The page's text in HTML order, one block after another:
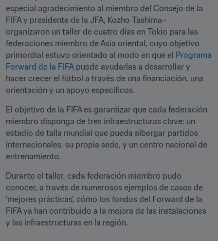
especial agradecimiento al miembro del Consejo de la
FIFA y presidente de la JFA, Kozho Tashima–
organizaron un taller de cuatro días en Tokio para las
federaciones miembro de Asia oriental, cuyo objetivo
primordial estuvo orientado al modo en que el Programa
Forward de la FIFA puede ayudarlas a desarrollar y
hacer crecer el fútbol a través de una financiación, una
orientación y un apoyo específicos.
El objetivo de la FIFA es garantizar que cada federación
miembro disponga de tres infraestructuras clave: un
estadio de talla mundial que pueda albergar partidos
internacionales, su propia sede, y un centro nacional de
entrenamiento.
Durante el taller, cada federación miembro pudo
conocer, a través de numerosos ejemplos de casos de
'mejores prácticas', cómo los fondos del Forward de la
FIFA ya han contribuido a la mejora de las instalaciones
y las infraestructuras en la región.